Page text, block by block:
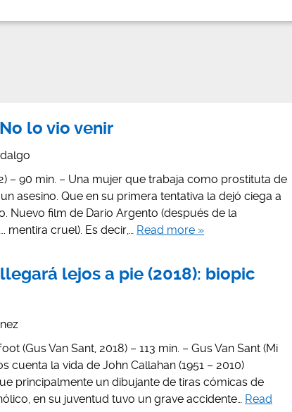
lo vio venir
– 90 min. – Una mujer que trabaja como prostituta de
asesino. Que en su primera tentativa la dejó ciega a
Nuevo film de Dario Argento (después de la
mentira cruel). Es decir,… Read more »
lejos a pie (2018): biopic
(Gus Van Sant, 2018) – 113 min. – Gus Van Sant (Mi
cuenta la vida de John Callahan (1951 – 2010)
principalmente un dibujante de tiras cómicas de
en su juventud tuvo un grave accidente… Read